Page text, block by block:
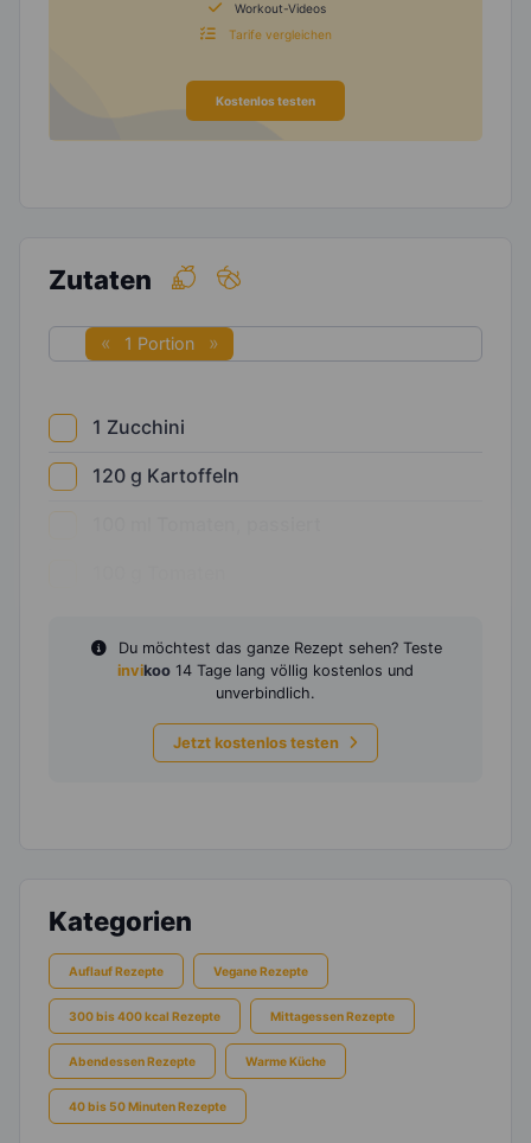
Workout-Videos
Tarife vergleichen
Kostenlos testen
Zutaten
1 Portion
1 Zucchini
120 g Kartoffeln
Du möchtest das ganze Rezept sehen? Teste
invikoo 14 Tage lang völlig kostenlos und
unverbindlich.
Jetzt kostenlos testen
Kategorien
Auflauf Rezepte Vegane Rezepte
300 bis 400 kcal Rezepte Mittagessen Rezepte
Abendessen Rezepte Warme Küche
40 bis 50 Minuten Rezepte